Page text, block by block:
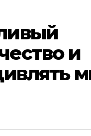
и